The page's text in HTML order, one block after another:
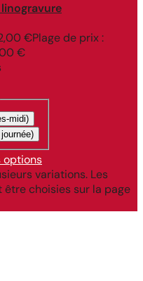
€Plage de prix :
€
midi)
options
variations. Les
choisies sur la page